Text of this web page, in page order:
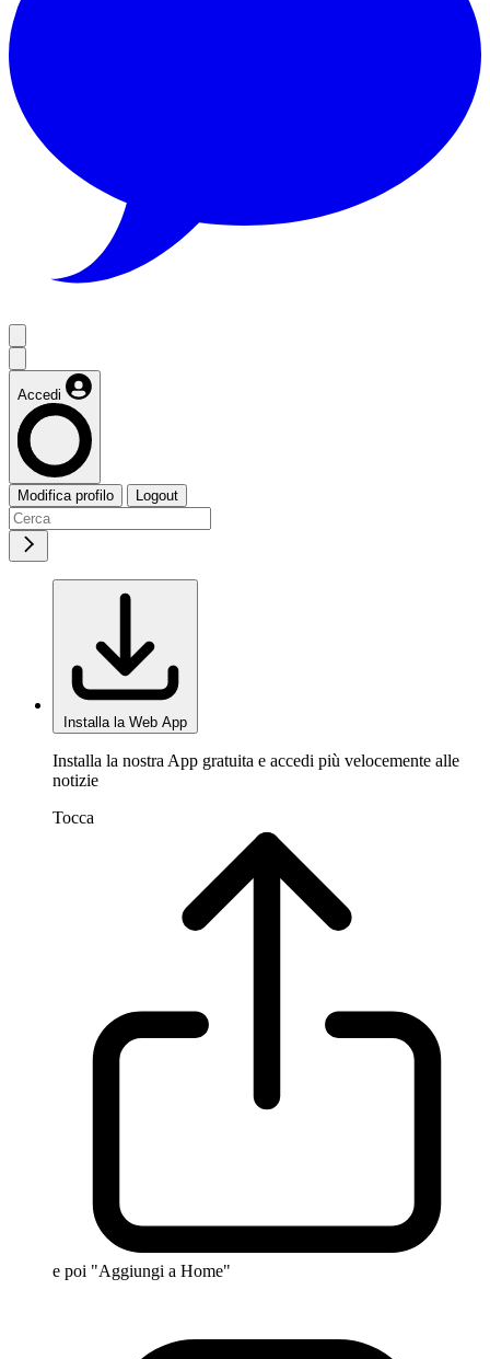
Accedi
Modifica profilo Logout
Installa la Web App
Installa la nostra App gratuita e accedi più velocemente alle
notizie
Tocca
e poi "Aggiungi a Home"